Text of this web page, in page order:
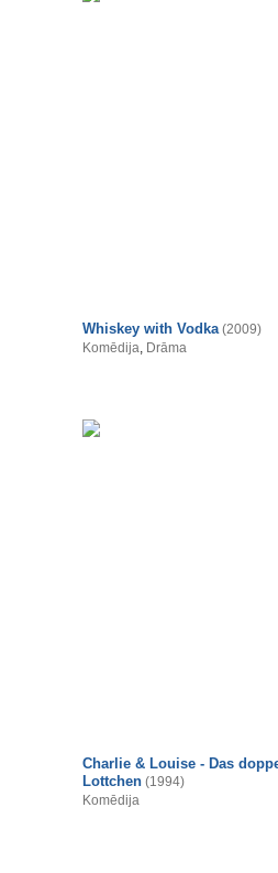
Whiskey with Vodka (2009)
Komēdija, Drāma
Charlie & Louise - Das
Lottchen (1994)
Komēdija